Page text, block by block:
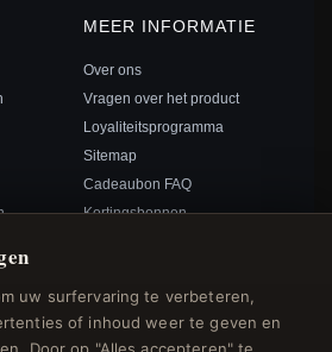
uw surfervaring te verbeteren,
of inhoud weer te geven en
MEER INFORMATIE
Over ons
Vragen over het product
Loyaliteitsprogramma
Sitemap
Cadeaubon FAQ
Kortingsbonnen
VOLG ONS